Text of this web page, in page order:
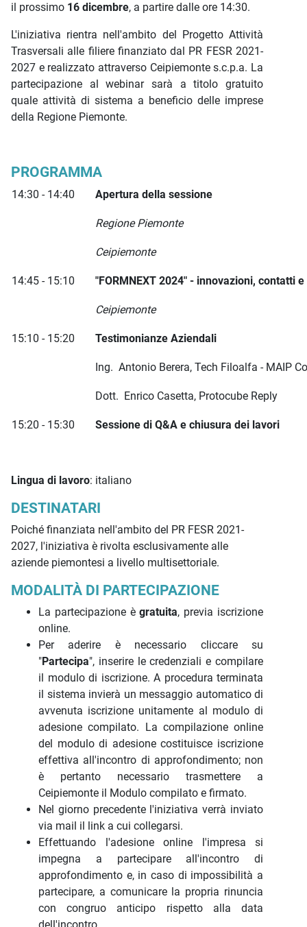
il prossimo 16 dicembre, a partire dalle ore 14:30.
L'iniziativa rientra nell'ambito del Progetto Attività
Trasversali alle filiere finanziato dal PR FESR 2021-
2027 e realizzato attraverso Ceipiemonte s.c.p.a. La
partecipazione al webinar sarà a titolo gratuito
quale attività di sistema a beneficio delle imprese
della Regione Piemonte.
PROGRAMMA
14:30 - 14:40 Apertura della sessione
Regione Piemonte
Ceipiemonte
14:45 - 15:10 "FORMNEXT 2024" - innovazioni, contatti
Ceipiemonte
15:10 - 15:20 Testimonianze Aziendali
Ing. Antonio Berera, Tech Filoalfa - MAIP
Dott. Enrico Casetta, Protocube Reply
15:20 - 15:30 Sessione di Q&A e chiusura dei lavori
Lingua di lavoro: italiano
DESTINATARI
Poiché finanziata nell'ambito del PR FESR 2021-
2027, l'iniziativa è rivolta esclusivamente alle
aziende piemontesi a livello multisettoriale.
MODALITÀ DI PARTECIPAZIONE
La partecipazione ègratuita, previa iscrizione
online.
Per aderire è necessario cliccare su
"Partecipa", inserire le credenziali e compilare
il modulo di iscrizione. A procedura terminata
il sistema invierà un messaggio automatico di
avvenuta iscrizione unitamente al modulo di
adesione compilato. La compilazione online
del modulo di adesione costituisce iscrizione
effettiva all'incontro di approfondimento; non
è pertanto necessario trasmettere a
Ceipiemonte il Modulo compilato e firmato.
Nel giorno precedente l'iniziativa verrà inviato
via mail il link a cui collegarsi.
Effettuando l'adesione online l'impresa si
impegna a partecipare all'incontro di
approfondimento e, in caso di impossibilità a
partecipare, a comunicare la propria rinuncia
con congruo anticipo rispetto alla data